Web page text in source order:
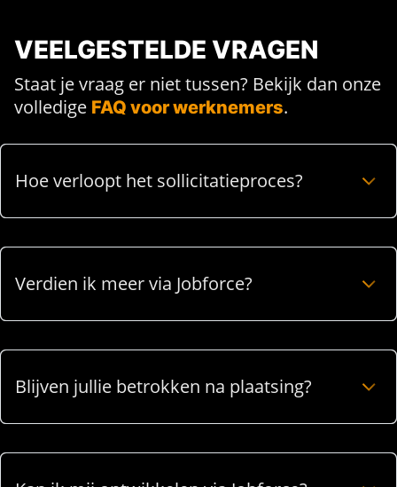
VEELGESTELDE VRAGEN
Staat je vraag er niet tussen? Bekijk dan onze
volledige FAQ voor werknemers.
Hoe verloopt het sollicitatieproces?
Verdien ik meer via Jobforce?
Blijven jullie betrokken na plaatsing?